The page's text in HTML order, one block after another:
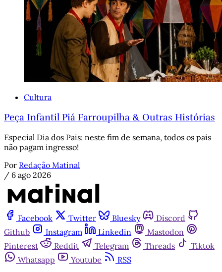
Cultura
Peça Infantil Piá Farroupilha & Outras Histórias
Especial Dia dos Pais: neste fim de semana, todos os pais
não pagam ingresso!
Por Redação Matinal
/ 6 ago 2026
Facebook Twitter Bluesky
Discord
Github
Instagram Linkedin
Mastodon
Pinterest
Reddit Telegram Threads
Tiktok
Whatsapp
Youtube
RSS